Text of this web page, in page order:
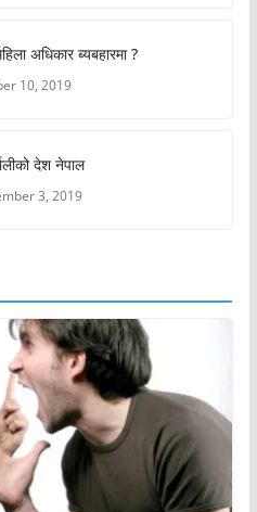
अधिकार ब्यबहारमा ?
10, 2019
देश नेपाल
3, 2019